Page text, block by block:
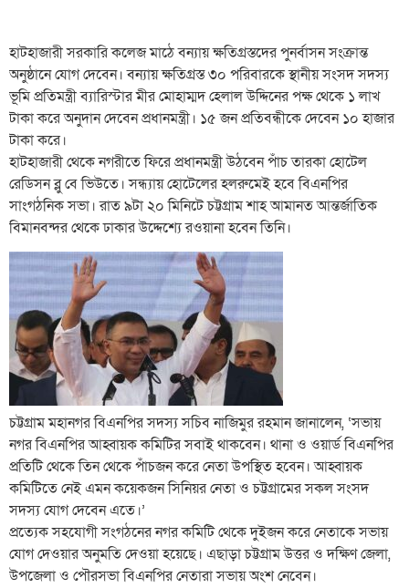
হাটহাজারী সরকারি কলেজ মাঠে বন্যায় ক্ষতিগ্রস্তদের পুনর্বাসন সংক্রান্ত
অনুষ্ঠানে যোগ দেবেন। বন্যায় ক্ষতিগ্রস্ত ৩০ পরিবারকে স্থানীয় সংসদ সদস্য
ভূমি প্রতিমন্ত্রী ব্যারিস্টার মীর মোহাম্মদ হেলাল উদ্দিনের পক্ষ থেকে ১ লাখ
টাকা করে অনুদান দেবেন প্রধানমন্ত্রী। ১৫ জন প্রতিবন্ধীকে দেবেন ১০ হাজার
টাকা করে।
হাটহাজারী থেকে নগরীতে ফিরে প্রধানমন্ত্রী উঠবেন পাঁচ তারকা হোটেল
রেডিসন ব্লু বে ভিউতে। সন্ধ্যায় হোটেলের হলরুমেই হবে বিএনপির
সাংগঠনিক সভা। রাত ৯টা ২০ মিনিটে চট্টগ্রাম শাহ আমানত আন্তর্জাতিক
বিমানবন্দর থেকে ঢাকার উদ্দেশ্যে রওয়ানা হবেন তিনি।
চট্টগ্রাম মহানগর বিএনপির সদস্য সচিব নাজিমুর রহমান জানালেন, ‘সভায়
নগর বিএনপির আহ্বায়ক কমিটির সবাই থাকবেন। থানা ও ওয়ার্ড বিএনপির
প্রতিটি থেকে তিন থেকে পাঁচজন করে নেতা উপস্থিত হবেন। আহ্বায়ক
কমিটিতে নেই এমন কয়েকজন সিনিয়র নেতা ও চট্টগ্রামের সকল সংসদ
সদস্য যোগ দেবেন এতে।’
প্রত্যেক সহযোগী সংগঠনের নগর কমিটি থেকে দুইজন করে নেতাকে সভায়
যোগ দেওয়ার অনুমতি দেওয়া হয়েছে। এছাড়া চট্টগ্রাম উত্তর ও দক্ষিণ জেলা,
উপজেলা ও পৌরসভা বিএনপির নেতারা সভায় অংশ নেবেন।